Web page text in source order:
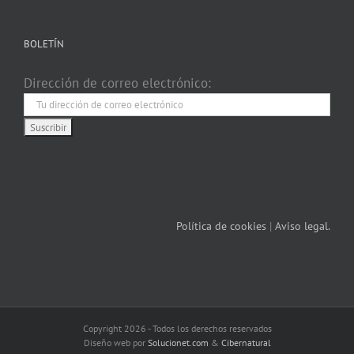
BOLETÍN
Dirección de correo electrónico:
Política de cookies | Aviso legal.
Copyright 2026 - Todos los derechos reservados
Diseño web por Solucionet.com & Cibernatural